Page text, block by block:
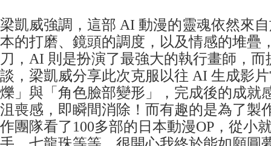
梁凱威強調，這部 AI 動漫的靈魂依然來
本的打磨、鏡頭的調度，以及情感的堆疊
刀，AI 則是扮演了最強大的執行畫師，
談，梁凱威分享此次克服以往 AI 生成影
爍」與「角色臉部變形」，完成後的成就
沮喪感，即瞬間消除！而有趣的是為了製
作團隊看了100多部的日本動漫OP，從小